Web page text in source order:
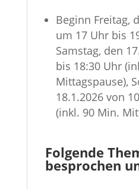
Beginn Freitag,
um 17 Uhr bis
Samstag, den
bis 18:30 Uhr
Mittagspause),
18.1.2026 von
(inkl. 90 Min.
Folgende
besprochen